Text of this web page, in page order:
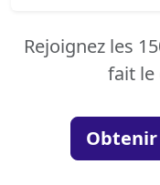
Rejoignez les
fait le